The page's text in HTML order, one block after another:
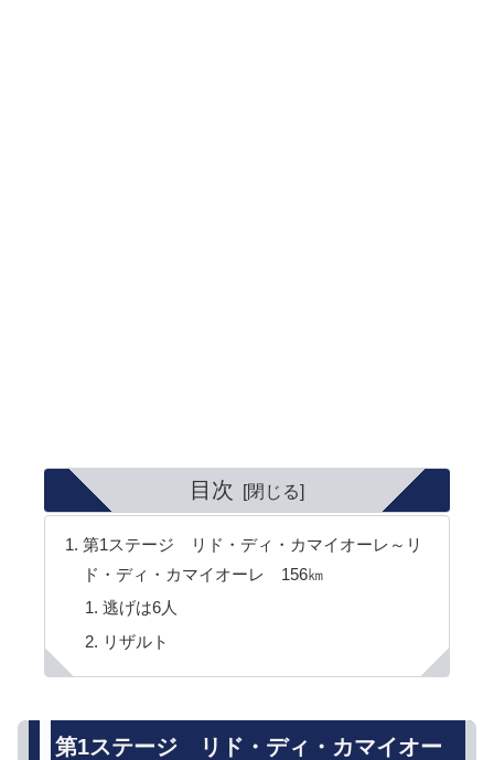
目次
第1ステージ リド・ディ・カマイオーレ～リ
ド・ディ・カマイオーレ 156㎞
逃げは6人
リザルト
第1ステージ リド・ディ・カマイオー